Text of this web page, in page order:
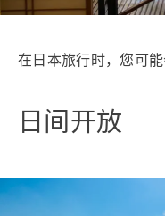
在日本旅行时，您可
日间开放